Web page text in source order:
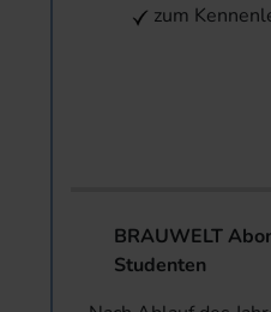
zum
BRAUWELT
Studenten